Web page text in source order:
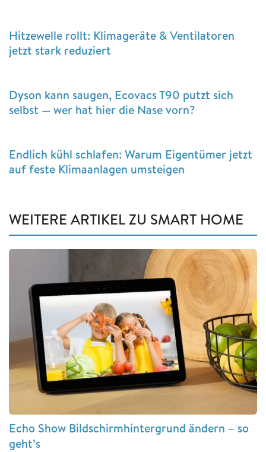
Hitzewelle rollt: Klimageräte & Ventilatoren
jetzt stark reduziert
Dyson kann saugen, Ecovacs T90 putzt sich
selbst — wer hat hier die Nase vorn?
Endlich kühl schlafen: Warum Eigentümer jetzt
auf feste Klimaanlagen umsteigen
WEITERE ARTIKEL ZU SMART HOME
Echo Show Bildschirmhintergrund ändern – so
geht’s